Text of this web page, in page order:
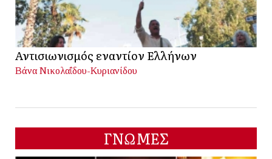
Αντισιωνισμός εναντίον Ελλήνων
Βάνα Νικολαΐδου-Κυριανίδου
ΓΝΩΜΕΣ